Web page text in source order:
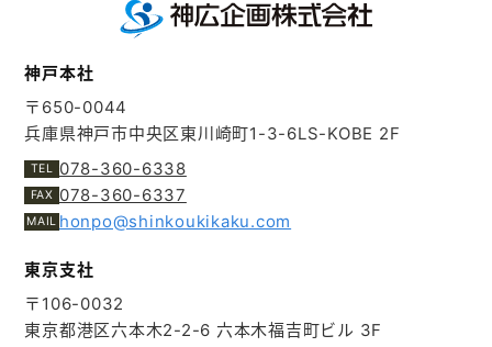
神戸本社
〒650-0044
兵庫県神戸市中央区東川崎町1-3-6LS-KOBE 2F
078-360-6338
078-360-6337
honpo@shinkoukikaku.com
東京支社
〒106-0032
東京都港区六本木2-2-6 六本木福吉町ビル 3F